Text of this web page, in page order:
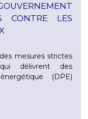
CONTRE LES
mesures strictes
délivrent des
(DPE)